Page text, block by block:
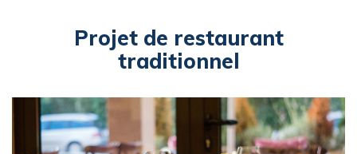
Projet de restaurant
traditionnel